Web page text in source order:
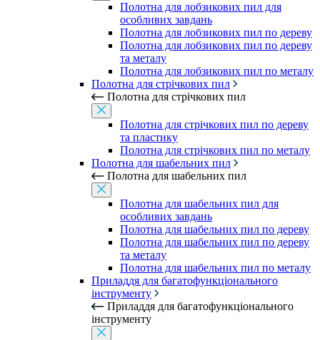
Полотна для лобзикових пил для
особливих завдань
Полотна для лобзикових пил по дереву
Полотна для лобзикових пил по дереву
та металу
Полотна для лобзикових пил по металу
Полотна для стрічкових пил
Полотна для стрічкових пил
Полотна для стрічкових пил по дереву
та пластику
Полотна для стрічкових пил по металу
Полотна для шабельних пил
Полотна для шабельних пил
Полотна для шабельних пил для
особливих завдань
Полотна для шабельних пил по дереву
Полотна для шабельних пил по дереву
та металу
Полотна для шабельних пил по металу
Приладдя для багатофункціонального
інструменту
Приладдя для багатофункціонального
інструменту